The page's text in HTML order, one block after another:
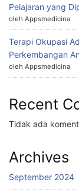
Pelajaran yang
oleh Appsmedicina
Terapi Okupasi
Perkembangan
oleh Appsmedicina
Recent
Tidak ada
Archives
September 2024